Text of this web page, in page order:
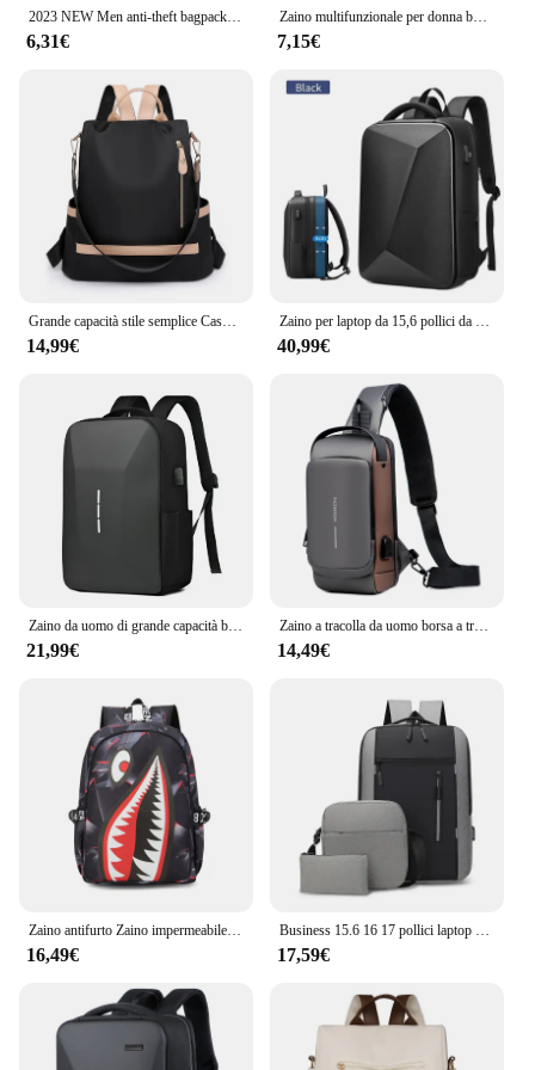
2023 NEW Men anti-theft bagpack women sling one shoulder bag boy waterproof travel small chest bag slim mini crossbody bag
6,31€
Zaino multifunzionale per donna borsa impermeabile e antifurto a doppio uso semplice e Versatile
7,15€
Grande capacità stile semplice Casual Mochila moda viaggio donna antifurto Backpaks tessuto impermeabile borse a tracolla di marca femminile
14,99€
Zaino per laptop da 15,6 pollici da uomo Borsa da viaggio espandibile Zaino da lavoro antifurto impermeabile Borsa rigida in ABS con ricarica USB
40,99€
21,99€
Zaino a tracolla da uomo borsa a tracolla a tracolla a tracolla antifurto da viaggio moto Rider borse a tracolla maschili Oxford impermeabili
14,49€
16,49€ 17,59€